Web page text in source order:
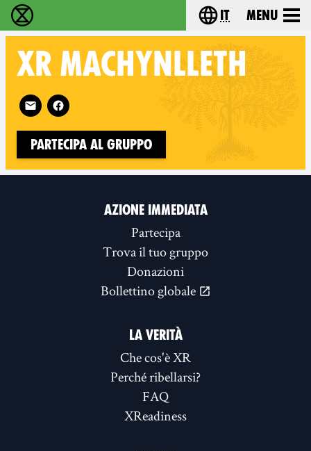
Extinction Rebellion - Home Choose your
it Menu
XR MACHYNLLETH
Follow XR Machynlleth on
Partecipa al gruppo
AZIONE IMMEDIATA
Partecipa
Trova il tuo gruppo
Donazioni
Bollettino globale
LA VERITÀ
Che cos'è XR
Perché ribellarsi?
FAQ
XReadiness